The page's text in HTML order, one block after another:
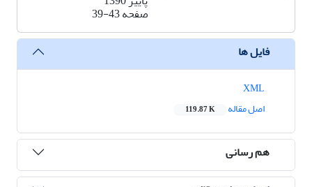
صفحه39-43
فایل ها
اصل مقاله
119.87 K
هم رسانی